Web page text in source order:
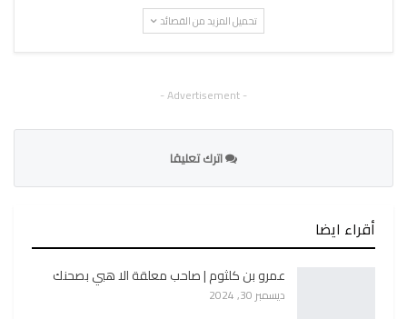
تحميل المزيد من القصائد
- Advertisement -
اترك تعليقا
أقراء ايضا
عمرو بن كلثوم | صاحب معلقة الا هبي بصحنك
ديسمبر 30, 2024